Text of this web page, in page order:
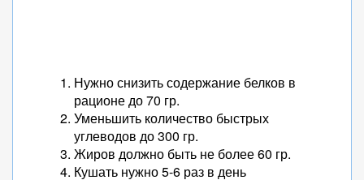
Нужно снизить содержание белков в
рационе до 70 гр.
Уменьшить количество быстрых
углеводов до 300 гр.
Жиров должно быть не более 60 гр.
Кушать нужно 5-6 раз в день